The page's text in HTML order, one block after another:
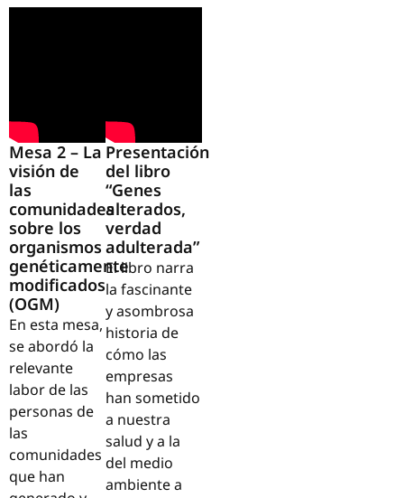
Mesa 2 – La
visión de
las
comunidades
sobre los
organismos
genéticamente
modificados
(OGM)
En esta mesa,
se abordó la
relevante
labor de las
personas de
las
comunidades
que han
Presentación
del libro
“Genes
alterados,
verdad
adulterada”
El libro narra
la fascinante
y asombrosa
historia de
cómo las
empresas
han sometido
a nuestra
salud y a la
del medio
ambiente a